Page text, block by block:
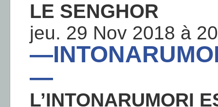
LE SENGHOR
jeu. 29 Nov 2018 à
—
L’INTONARUMORI